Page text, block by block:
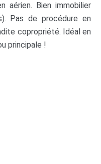
aérien. Bien immobilier
Pas de procédure en
copropriété. Idéal en
principale !